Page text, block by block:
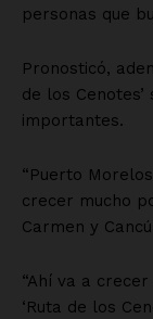
personas que
Pronosticó,
de los
importantes.
“Puerto
crecer mucho
Carmen y
“Ahí va a
‘Ruta de los